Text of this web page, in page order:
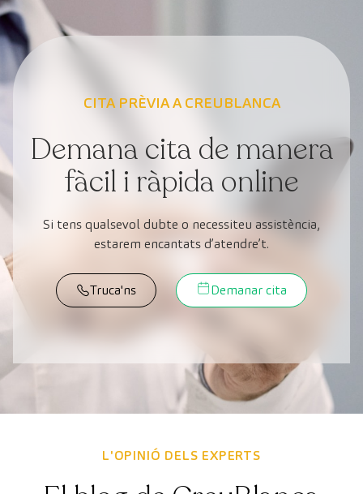
CITA PRÈVIA A CREUBLANCA
Demana cita de manera
fàcil i ràpida online
Si tens qualsevol dubte o necessiteu assistència,
estarem encantats d’atendre’t.
Truca'ns Demanar cita
L'OPINIÓ DELS EXPERTS